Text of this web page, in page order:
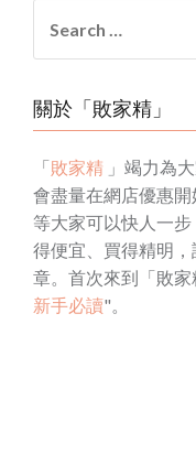
for:
關於「敗家精」
「敗家精 」竭力為
會盡量在網店優惠開
等大家可以快人一
得便宜、買得精明
章。首次來到「敗
新手必讀"。